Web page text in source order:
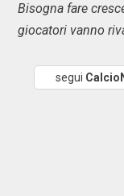
Bisogna fare
giocatori vanno
segui